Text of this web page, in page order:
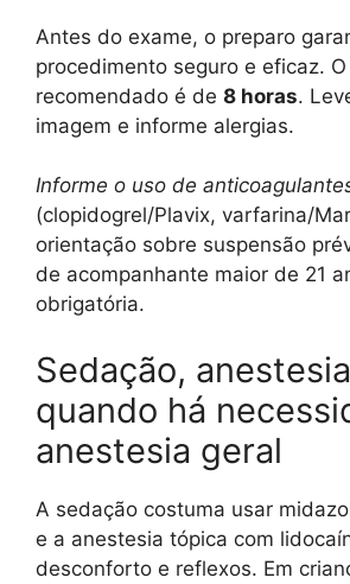
Antes do exame, o preparo
procedimento seguro e eficaz.
recomendado é de 8 horas.
imagem e informe alergias.
Informe o uso de
(clopidogrel/Plavix, varfarina/
orientação sobre suspensão
de acompanhante maior de 21
obrigatória.
Sedação,
quando há
anestesia geral
A sedação costuma usar
e a anestesia tópica com
desconforto e reflexos. Em